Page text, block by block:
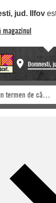
jud. Ilfov
magazinul
Domnesti,